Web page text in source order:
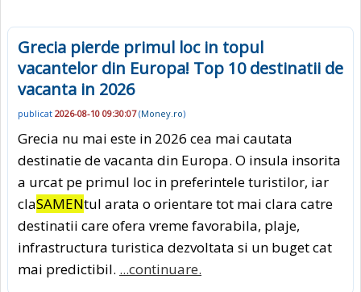
Grecia pierde primul loc in topul
vacantelor din Europa! Top 10 destinatii de
vacanta in 2026
publicat 2026-08-10 09:30:07(Money.ro)
Grecia nu mai este in 2026 cea mai cautata
destinatie de vacanta din Europa. O insula insorita
a urcat pe primul loc in preferintele turistilor, iar
claSAMENtul arata o orientare tot mai clara catre
destinatii care ofera vreme favorabila, plaje,
infrastructura turistica dezvoltata si un buget cat
mai predictibil. ...continuare.